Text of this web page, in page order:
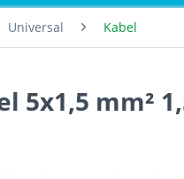
Universal Kabel
5x1,5 mm²